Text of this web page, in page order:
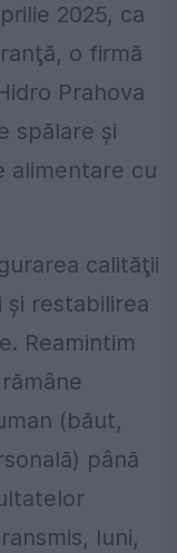
2025, ca
o firmă
Prahova
spălare şi
alimentare cu
calităţii
şi restabilirea
Reamintim
(băut,
până
luni,